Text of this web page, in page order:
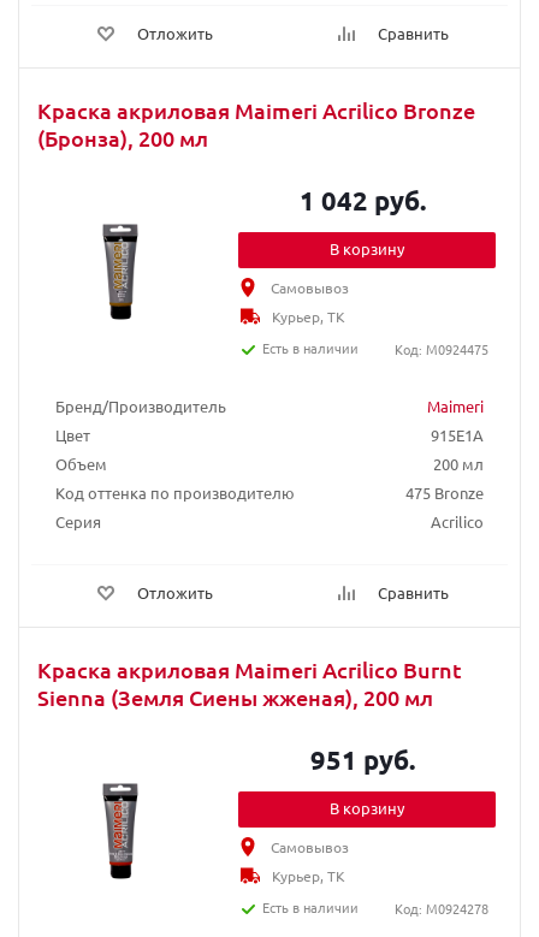
Отложить Сравнить
Краска акриловая Maimeri Acrilico Bronze
(Бронза), 200 мл
Бренд/Производитель
Maimeri
Цвет
915E1A
Объем
200 мл
Код оттенка по производителю
475 Bronze
Серия
Acrilico
Отложить Сравнить
1 042 руб.
В корзину
Самовывоз
Курьер, ТК
Есть в наличии
Код: M0924475
Краска акриловая Maimeri Acrilico Burnt
Sienna (Земля Сиены жженая), 200 мл
951 руб.
В корзину
Самовывоз
Курьер, ТК
Есть в наличии
Код: M0924278